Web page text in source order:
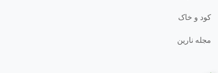
کود و خاک
مجله نارین